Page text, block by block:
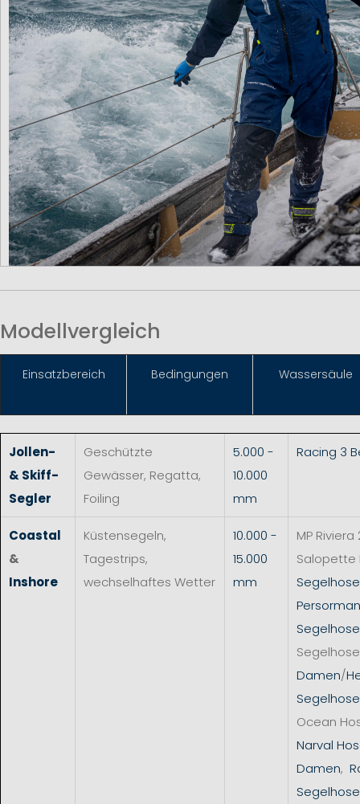
Modellvergleich
Einsatzbereich Bedingungen Wassersäule
Jollen-
& Skiff-
Segler
Geschützte
Gewässer, Regatta,
Foiling
5.000 -
10.000
mm
Racing 3
Coastal
&
Inshore
Küstensegeln,
Tagestrips,
wechselhaftes Wetter
10.000 -
15.000
mm
MP Riviera
Salopette
Segelhose
Damen/
Ocean
Narval
Damen,
Segelhose